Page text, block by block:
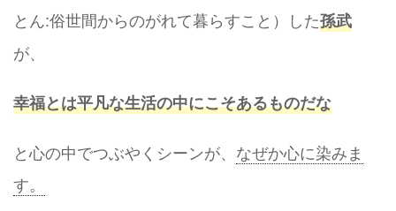
とん:俗世間からのがれて暮らすこと）した孫武
が、
幸福とは平凡な生活の中にこそあるものだな
と心の中でつぶやくシーンが、 なぜか心に染みま
す。